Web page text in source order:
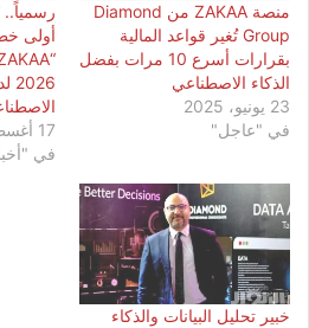
منصة ZAKAA من Diamond
Group تُغير قواعد المالية
بقرارات أسرع 10 مرات بفضل
الذكاء الاصطناعي
23 يونيو، 2025
في "عاجل"
أولى
17 أغسطس، 2025
في
خبير تحليل البيانات والذكاء